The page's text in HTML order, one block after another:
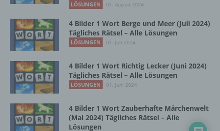
LÖSUNGEN 01. August 2024
4 Bilder 1 Wort Berge und Meer (Juli 2024)
Tägliches Rätsel – Alle Lösungen
LÖSUNGEN 01. Juli 2024
4 Bilder 1 Wort Richtig Lecker (Juni 2024)
Tägliches Rätsel – Alle Lösungen
LÖSUNGEN 01. Juni 2024
4 Bilder 1 Wort Zauberhafte Märchenwelt
(Mai 2024) Tägliches Rätsel – Alle
Lösungen
Löschen oder die Vernichtung.
d) Einschränkung der Verarbeitung
Einschränkung der Verarbeitung ist die
Markierung gespeicherter
personenbezogener Daten mit dem Ziel, ihre
künftige Verarbeitung einzuschränken.
e) Profiling